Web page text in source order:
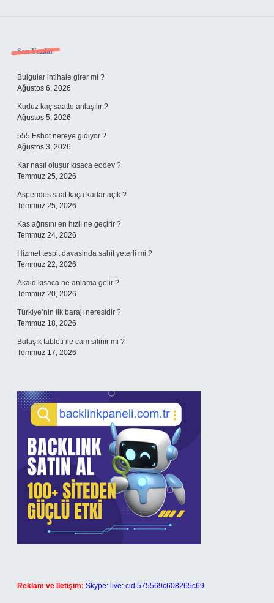
Sidebar
Son Yazılar
Bulgular intihale girer mi ?
Ağustos 6, 2026
Kuduz kaç saatte anlaşılır ?
Ağustos 5, 2026
555 Eshot nereye gidiyor ?
Ağustos 3, 2026
Kar nasıl oluşur kısaca eodev ?
Temmuz 25, 2026
Aspendos saat kaça kadar açık ?
Temmuz 25, 2026
Kas ağrısını en hızlı ne geçirir ?
Temmuz 24, 2026
Hizmet tespit davasinda sahit yeterli mi ?
Temmuz 22, 2026
Akaid kısaca ne anlama gelir ?
Temmuz 20, 2026
Türkiye’nin ilk barajı neresidir ?
Temmuz 18, 2026
Bulaşık tableti ile cam silinir mi ?
Temmuz 17, 2026
Reklam ve İletişim: Skype: live:.cid.575569c608265c69